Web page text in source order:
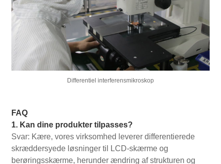
Differentiel interferensmikroskop
FAQ
1. Kan dine produkter tilpasses?
Svar: Kære, vores virksomhed leverer differentierede
skræddersyede løsninger til LCD-skærme og
berøringsskærme, herunder ændring af strukturen og